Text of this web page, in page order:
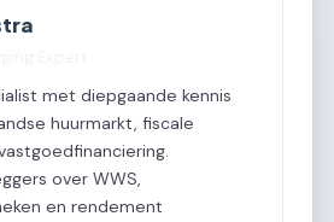
met diepgaande kennis
huurmarkt, fiscale
over WWS,
en rendement